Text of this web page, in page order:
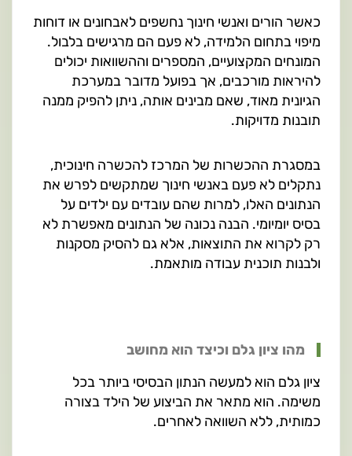
כאשר הורים ואנשי חינוך נחשפים לאבחונים או דוחות
מיפוי בתחום הלמידה, לא פעם הם מרגישים בלבול.
המונחים המקצועיים, המספרים וההשוואות יכולים
להיראות מורכבים, אך בפועל מדובר במערכת
הגיונית מאוד, שאם מבינים אותה, ניתן להפיק ממנה
תובנות מדויקות.
במסגרת ההכשרות של המרכז להכשרה חינוכית,
נתקלים לא פעם באנשי חינוך שמתקשים לפרש את
הנתונים האלו, למרות שהם עובדים עם ילדים על
בסיס יומיומי. הבנה נכונה של הנתונים מאפשרת לא
רק לקרוא את התוצאות, אלא גם להסיק מסקנות
ולבנות תוכנית עבודה מותאמת.
מהו ציון גלם וכיצד הוא מחושב
ציון גלם הוא למעשה הנתון הבסיסי ביותר בכל
משימה. הוא מתאר את הביצוע של הילד בצורה
כמותית, ללא השוואה לאחרים.